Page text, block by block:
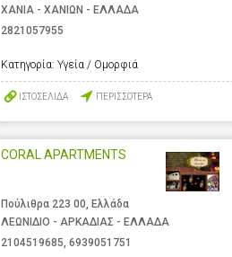
ΧΑΝΙΑ - ΧΑΝΙΩΝ - ΕΛΛΑΔΑ
2821057955
Κατηγορία: Υγεία / Ομορφιά
ΙΣΤΟΣΕΛΙΔΑ ΠΕΡΙΣΣΟΤΕΡΑ
CORAL APARTMENTS
Πούλιθρα 223 00, Ελλάδα
ΛΕΩΝΙΔΙΟ - ΑΡΚΑΔΙΑΣ - ΕΛΛΑΔΑ
2104519685 6939051751